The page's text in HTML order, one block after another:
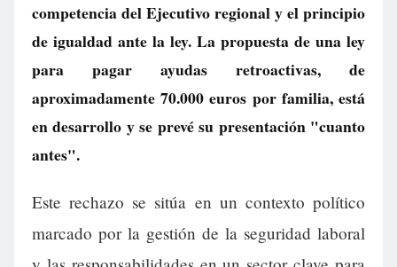
competencia del Ejecutivo regional y el principio
de igualdad ante la ley. La propuesta de una ley
para pagar ayudas retroactivas, de
aproximadamente 70.000 euros por familia, está
en desarrollo y se prevé su presentación "cuanto
antes".
Este rechazo se sitúa en un contexto político
marcado por la gestión de la seguridad laboral